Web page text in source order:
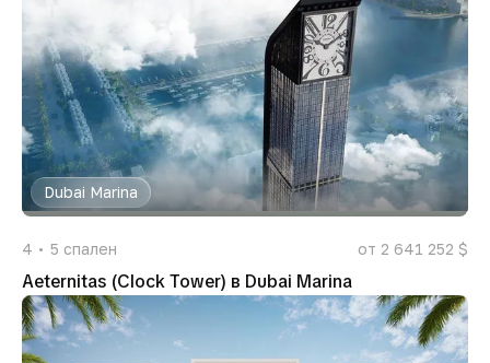
Dubai Marina
4 5 спален от 2 641 252 $
Aeternitas (Clock Tower) в Dubai Marina